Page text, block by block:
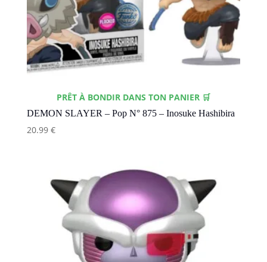
PRÊT À BONDIR DANS TON PANIER 🛒
DEMON SLAYER – Pop N° 875 – Inosuke Hashibira
20.99 €